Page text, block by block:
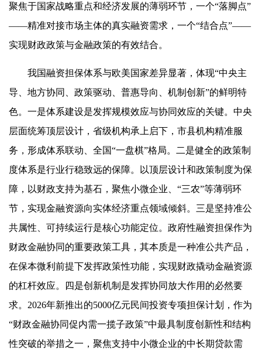
聚焦于国家战略重点和经济发展的薄弱环节，一个“落脚点”
——精准对接市场主体的真实融资需求，一个“结合点”——
实现财政政策与金融政策的有效结合。
我国融资担保体系与欧美国家差异显著，体现“中央主
导、地方协同、政策驱动、普惠导向、机制创新”的鲜明特
色。一是体系建设是发挥规模效应与协同效应的关键。中央
层面统筹顶层设计，省级机构承上启下，市县机构精准服
务，形成体系联动、全国“一盘棋”格局。二是健全的政策制
度体系是行业行稳致远的保障。以顶层设计和政策制度为保
障，以财政支持为基石，聚焦小微企业、“三农”等薄弱环
节，实现金融资源向实体经济重点领域倾斜。三是坚持准公
共属性、可持续运行是核心功能定位。政府性融资担保作为
财政金融协同的重要政策工具，其本质是一种准公共产品，
在保本微利前提下发挥政策性功能，实现财政撬动金融资源
的杠杆效应。四是创新机制是发挥协同放大作用的必然要
求。2026年新推出的5000亿元民间投资专项担保计划，作为
“财政金融协同促内需一揽子政策”中最具制度创新性和结构
性突破的举措之一，聚焦支持中小微企业的中长期贷款需